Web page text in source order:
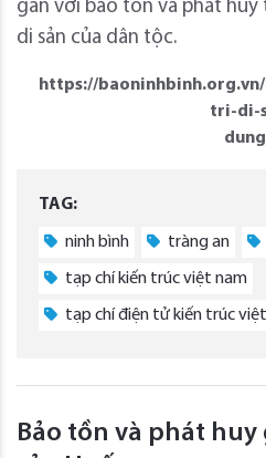
gắn với bảo tồn và phát
di sản của dân tộc.
https://
tri-di-
TAG:
ninh bình tràng an
tạp chí kiến trúc việt nam
tạp chí điện tử kiến trúc
Bảo tồn và phát